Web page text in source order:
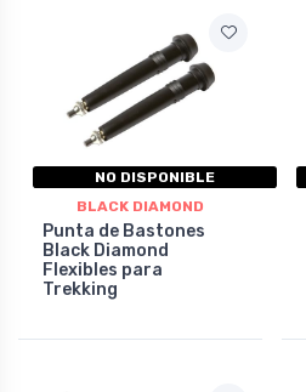
NO DISPONIBLE
BLACK DIAMOND
Punta de Bastones
Black Diamond
Flexibles para
Trekking